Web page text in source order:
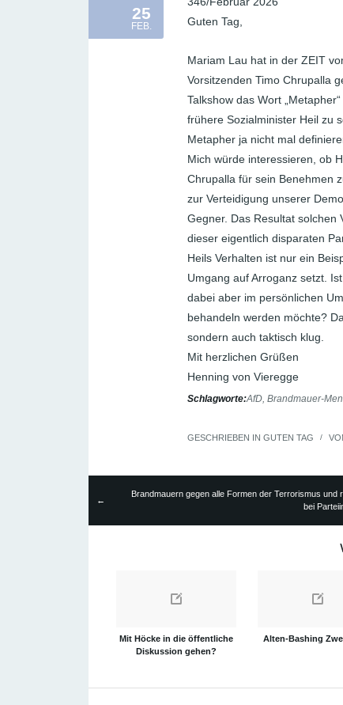
25
FEB.
Guten Tag,
Mariam Lau hat in der ZEIT
Vorsitzenden Timo Chrupalla
Talkshow das Wort
frühere Sozialminister Heil zu
Metapher ja nicht mal
Mich würde interessieren, ob
Chrupalla für sein Benehmen
zur Verteidigung unserer
Gegner. Das Resultat solchen
dieser eigentlich disparaten
Heils Verhalten ist nur ein
Umgang auf Arroganz setzt.
dabei aber im persönlichen
behandeln werden möchte?
sondern auch taktisch klug.
Mit herzlichen Grüßen
Henning von Vieregge
Schlagworte:AfD Brandmauer-
GESCHRIEBEN IN GUTEN TAG /
←
Brandmauern gegen alle Formen der Terrorismus und
bei
Mit Höcke in die öffentliche
Diskussion gehen?
Alten-Bashing